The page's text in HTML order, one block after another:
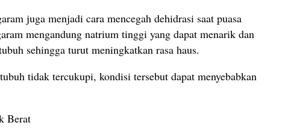
juga menjadi cara mencegah dehidrasi saat puasa
mengandung natrium tinggi yang dapat menarik dan
sehingga turut meningkatkan rasa haus.
tidak tercukupi, kondisi tersebut dapat menyebabkan
Berat